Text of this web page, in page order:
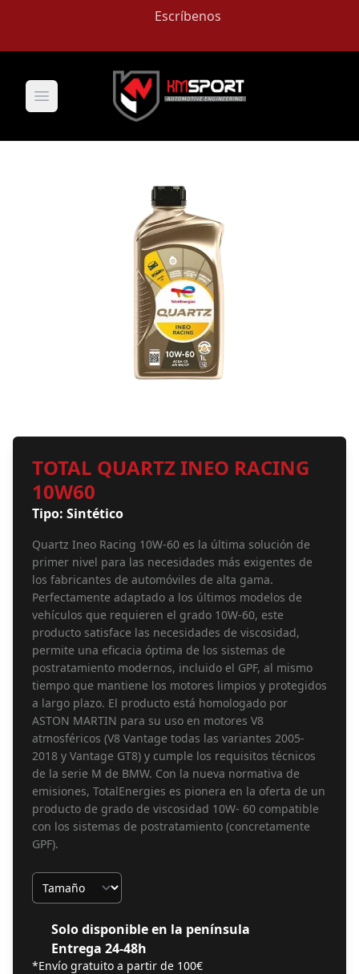
Escríbenos
Open main menu
TOTAL QUARTZ INEO RACING
10W60
Tipo: Sintético
Quartz Ineo Racing 10W-60 es la última solución de
primer nivel para las necesidades más exigentes de
los fabricantes de automóviles de alta gama.
Perfectamente adaptado a los últimos modelos de
vehículos que requieren el grado 10W-60, este
producto satisface las necesidades de viscosidad,
permite una eficacia óptima de los sistemas de
postratamiento modernos, incluido el GPF, al mismo
tiempo que mantiene los motores limpios y protegidos
a largo plazo. El producto está homologado por
ASTON MARTIN para su uso en motores V8
atmosféricos (V8 Vantage todas las variantes 2005-
2018 y Vantage GT8) y cumple los requisitos técnicos
de la serie M de BMW. Con la nueva normativa de
emisiones, TotalEnergies es pionera en la oferta de un
producto de grado de viscosidad 10W- 60 compatible
con los sistemas de postratamiento (concretamente
GPF).
Tamaño
Solo disponible en la península
Entrega 24-48h
*Envío gratuito a partir de 100€